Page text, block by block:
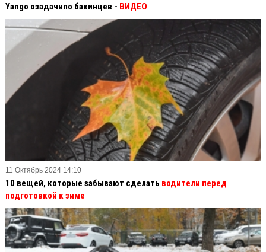
Yango озадачило бакинцев - ВИДЕО
11 Октябрь 2024 14:10
10 вещей, которые забывают сделать водители перед
подготовкой к зиме